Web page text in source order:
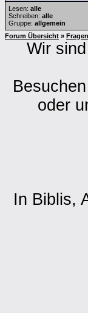
Lesen: alle
Schreiben: alle
Gruppe: allgemein
Forum Übersicht »
Wir
oder
In Biblis,